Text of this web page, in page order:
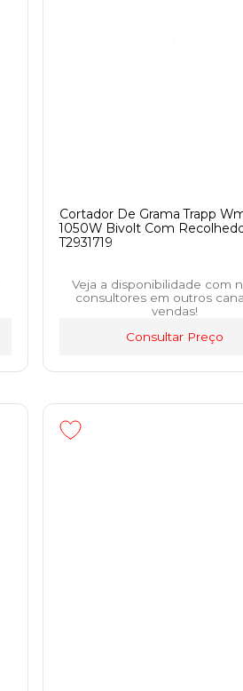
Cortador De Grama Trapp
1050W Bivolt Com
T2931719
Veja a disponibilidade com
consultores em outros
vendas!
Consultar Preço